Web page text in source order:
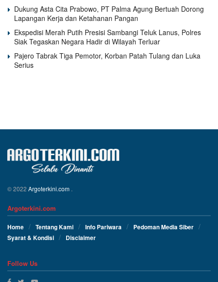
Dukung Asta Cita Prabowo, PT Palma Agung Bertuah Dorong
Lapangan Kerja dan Ketahanan Pangan
Ekspedisi Merah Putih Presisi Sambangi Teluk Lanus, Polres
Siak Tegaskan Negara Hadir di Wilayah Terluar
Pajero Tabrak Tiga Pemotor, Korban Patah Tulang dan Luka
Serius
© 2022 Argoterkini.com .
Argoterkini.com
Home Tentang Kami Info Pariwara
Pedoman Media Siber
Syarat & Kondisi
Disclaimer
Follow Us